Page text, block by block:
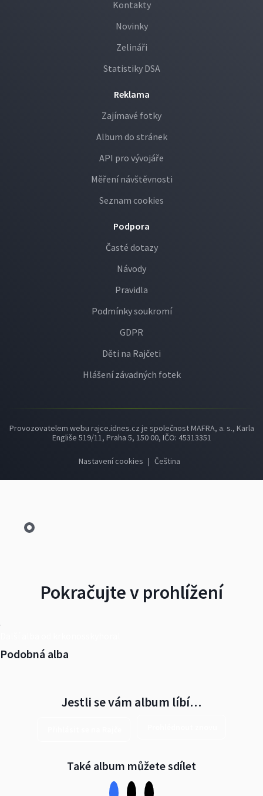
Kontakty
Novinky
Zelináři
Statistiky DSA
Reklama
Zajímavé fotky
Album do stránek
API pro vývojáře
Měření návštěvnosti
Seznam cookies
Podpora
Časté dotazy
Návody
Pravidla
Podmínky soukromí
GDPR
Děti na Rajčeti
Hlášení závadných fotek
Provozovatelem webu rajce.idnes.cz je společnost MAFRA, a. s., Karla
Engliše 519/11, Praha 5, 150 00, IČO: 45313351
Nastavení cookies | Čeština
Pokračujte v prohlížení
Podobná alba
Jestli se vám album líbí…
Také album můžete sdílet